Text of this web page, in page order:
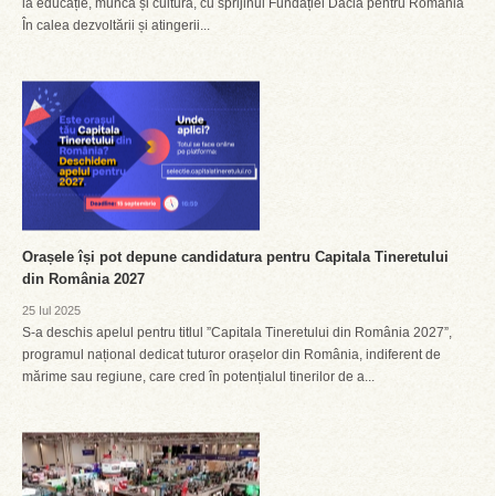
la educație, muncă și cultură, cu sprijinul Fundației Dacia pentru România
În calea dezvoltării și atingerii...
Orașele își pot depune candidatura pentru Capitala Tineretului
din România 2027
25 Iul 2025
S-a deschis apelul pentru titlul ”Capitala Tineretului din România 2027”,
programul național dedicat tuturor orașelor din România, indiferent de
mărime sau regiune, care cred în potențialul tinerilor de a...